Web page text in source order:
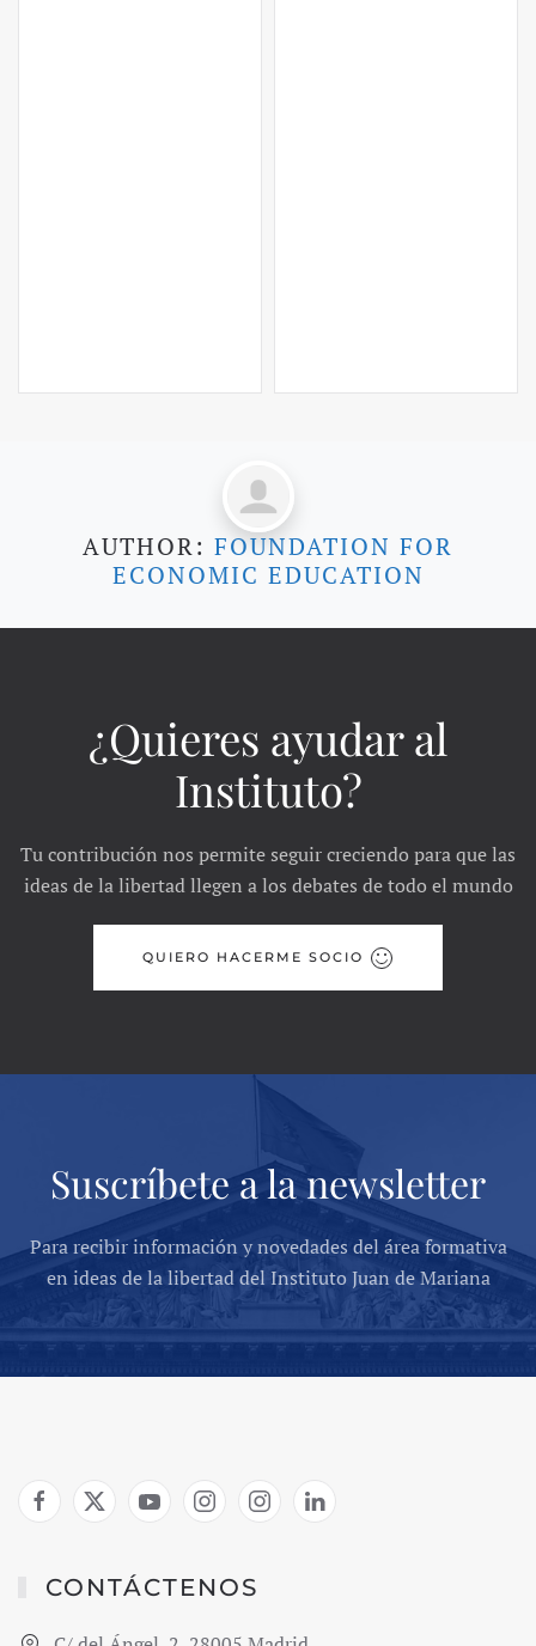
AUTHOR: FOUNDATION FOR
ECONOMIC EDUCATION
¿Quieres ayudar al
Instituto?
Tu contribución nos permite seguir creciendo para que las
ideas de la libertad llegen a los debates de todo el mundo
QUIERO HACERME SOCIO
Suscríbete a la newsletter
Para recibir información y novedades del área formativa
en ideas de la libertad del Instituto Juan de Mariana
CONTÁCTENOS